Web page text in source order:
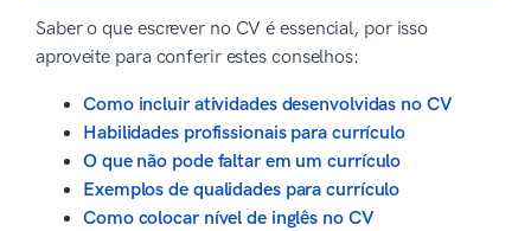
Saber o que escrever no CV é essencial, por isso
aproveite para conferir estes conselhos:
Como incluir atividades desenvolvidas no CV
Habilidades profissionais para currículo
O que não pode faltar em um currículo
Exemplos de qualidades para currículo
Como colocar nível de inglês no CV